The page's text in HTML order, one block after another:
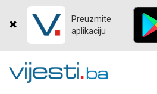
Preuzmite
aplikaciju